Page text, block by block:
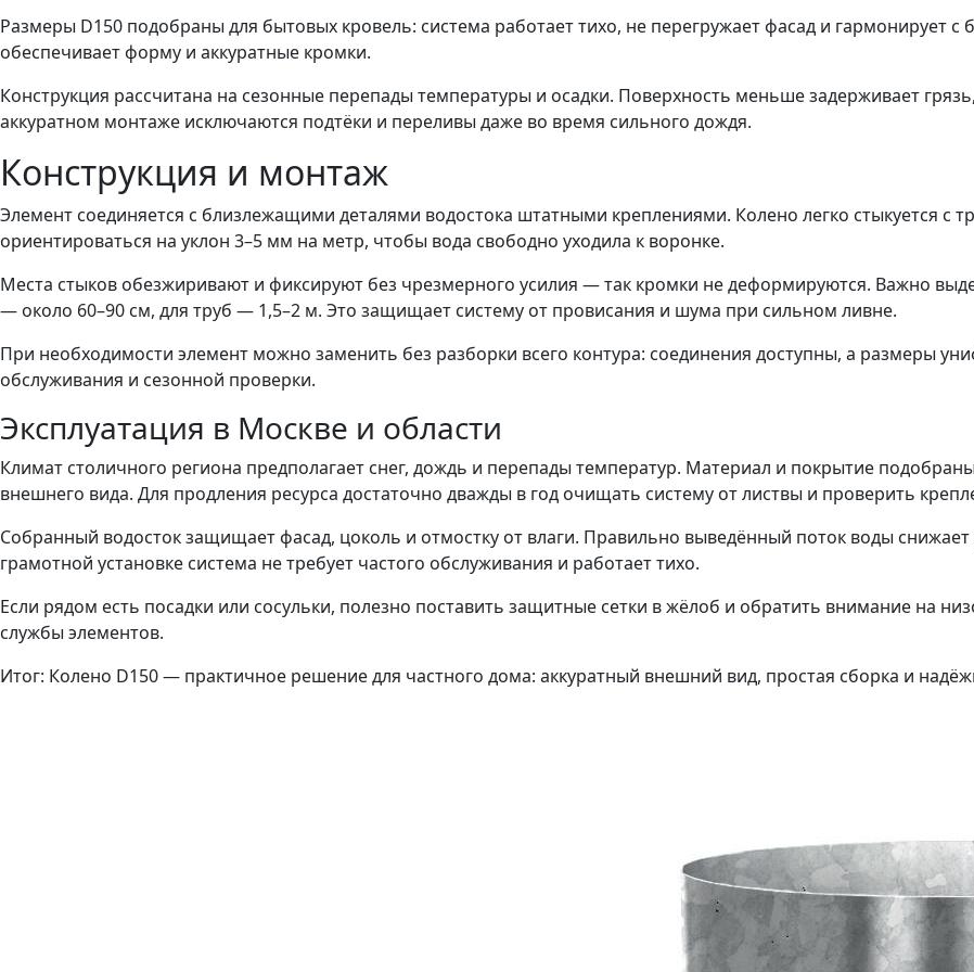
Размеры D150 подобраны для бытовых кровель: система работает тихо, не перегружает фасад и гармонирует
обеспечивает форму и аккуратные кромки.
Конструкция рассчитана на сезонные перепады температуры и осадки. Поверхность меньше задерживает
аккуратном монтаже исключаются подтёки и переливы даже во время сильного дождя.
Конструкция и монтаж
Элемент соединяется с близлежащими деталями водостока штатными креплениями. Колено легко стыкуется с
ориентироваться на уклон 3–5 мм на метр, чтобы вода свободно уходила к воронке.
Места стыков обезжиривают и фиксируют без чрезмерного усилия — так кромки не деформируются. Важно
— около 60–90 см, для труб — 1,5–2 м. Это защищает систему от провисания и шума при сильном ливне.
При необходимости элемент можно заменить без разборки всего контура: соединения доступны, а размеры
обслуживания и сезонной проверки.
Эксплуатация в Москве и области
Климат столичного региона предполагает снег, дождь и перепады температур. Материал и покрытие
внешнего вида. Для продления ресурса достаточно дважды в год очищать систему от листвы и проверить
Собранный водосток защищает фасад, цоколь и отмостку от влаги. Правильно выведённый поток воды
грамотной установке система не требует частого обслуживания и работает тихо.
Если рядом есть посадки или сосульки, полезно поставить защитные сетки в жёлоб и обратить внимание на
службы элементов.
Итог: Колено D150 — практичное решение для частного дома: аккуратный внешний вид, простая сборка и